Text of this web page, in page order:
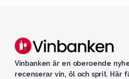
Vinbanken är en oberoende
recenserar vin, öl och sprit. Här